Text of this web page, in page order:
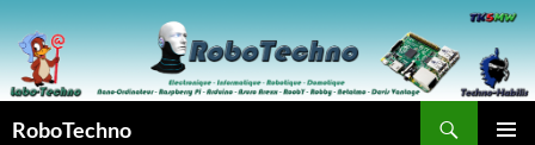
au
contenu
RoboTechno